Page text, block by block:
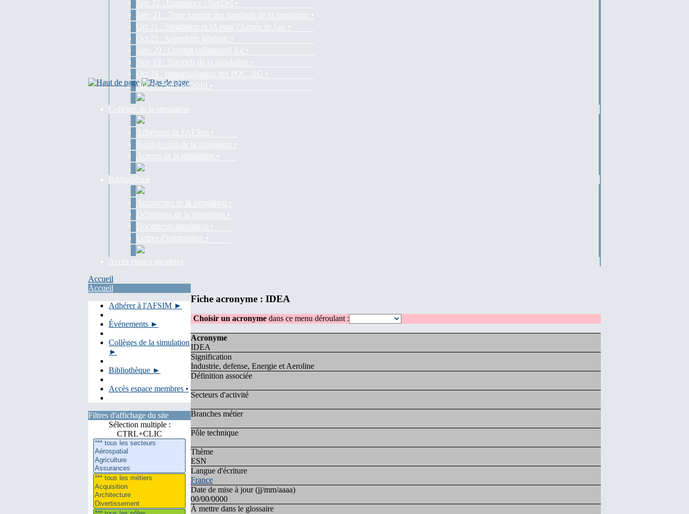
Juin 22 : Eurosatory - SimDef •
Janv 21 : 7ème journée des standards de la simulation •
Oct 21 : Simulation et IA pour l'Armée de l'air •
Oct 21 : Assemblée générale •
Janv 20 : Combat collaboratif Air •
Nov 19 : Tutoriels de la simulation •
Oct 19 : Industrialisation des POC, AG •
Juil 19 : SimDef 2019 •
Collèges de la simulation
Adhérents de l'AFSim •
Rendez-vous de la simulation •
Acteurs de la simulation •
Bibliothèque
Acronymes de la simulation •
Définitions de la simulation •
Documents simulation •
Lettres d'information •
Accès espace membres
Accueil
Accueil
Adhérer à l'AFSIM ►
Événements ►
Collèges de la simulation
►
Bibliothèque ►
Accès espace membres •
Filtres d'affichage du site
Sélection multiple :
CTRL+CLIC
Fiche acronyme : IDEA
Choisir un acronyme dans ce menu déroulant :
Acronyme
IDEA
Signification
Industrie, defense, Energie et Aeroline
Définition associée
Secteurs d'activité
Branches métier
Pôle technique
Thème
ESN
Langue d'écriture
France
Date de mise à jour (jj/mm/aaaa)
00/00/0000
À mettre dans le glossaire